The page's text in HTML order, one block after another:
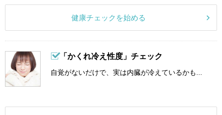
健康チェックを始める
「かくれ冷え性度」チェック
自覚がないだけで、実は内臓が冷えているかも...